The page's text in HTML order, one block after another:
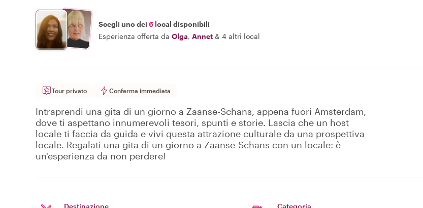
Scegli uno dei 6 local disponibili
Esperienza offerta da Olga, Annet & 4 altri local
Tour privato Conferma immediata
Intraprendi una gita di un giorno a Zaanse-Schans, appena fuori Amsterdam,
dove ti aspettano innumerevoli tesori, spunti e storie. Lascia che un host
locale ti faccia da guida e vivi questa attrazione culturale da una prospettiva
locale. Regalati una gita di un giorno a Zaanse-Schans con un locale: è
un'esperienza da non perdere!